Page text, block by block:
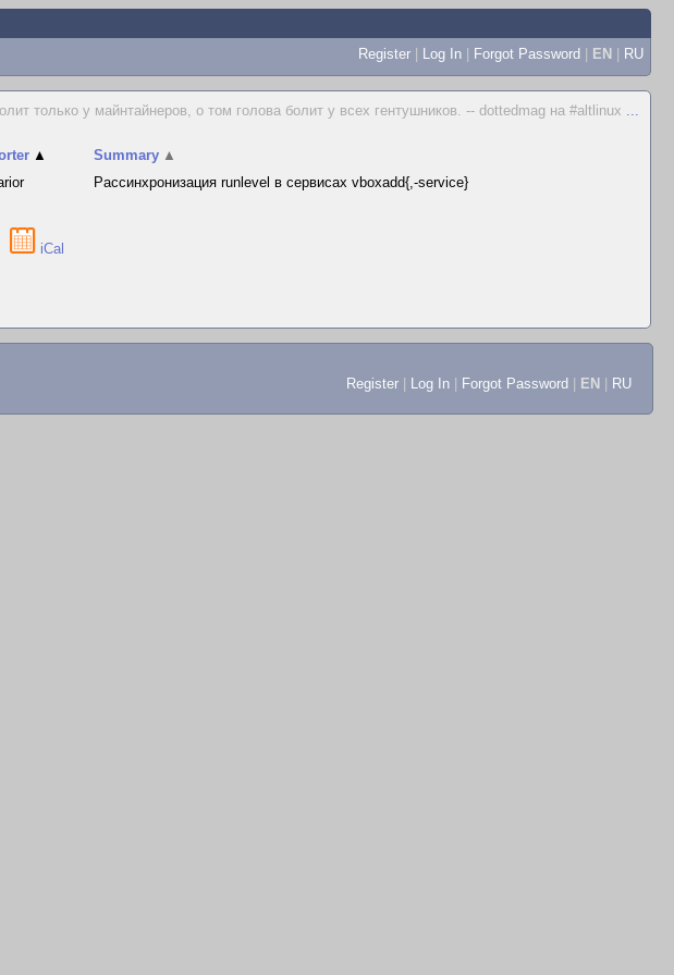
Register | Log In | Forgot Password | EN | RU
только у майнтайнеров, о том голова болит у всех гентушников. -- dottedmag на #altlinux ...
▲ Summary ▲
Рассинхронизация runlevel в сервисах vboxadd{,-service}
iCal
Register Log In Forgot Password EN RU